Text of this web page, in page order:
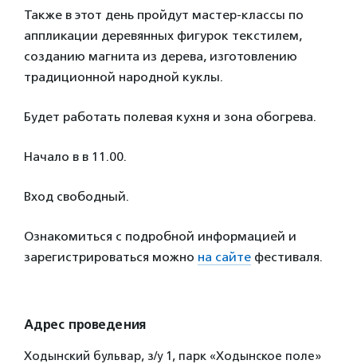
Также в этот день пройдут мастер-классы по
аппликации деревянных фигурок текстилем,
созданию магнита из дерева, изготовлению
традиционной народной куклы.
Будет работать полевая кухня и зона обогрева.
Начало в в 11.00.
Вход свободный.
Ознакомиться с подробной информацией и
зарегистрироваться можно на сайте фестиваля.
Адрес проведения
Ходынский бульвар, з/у 1, парк «Ходынское поле»